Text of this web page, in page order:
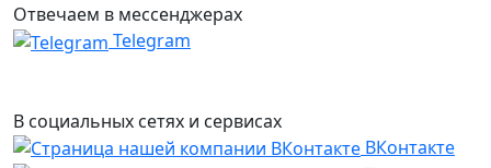
Отвечаем в мессенджерах
Telegram
В социальных сетях и сервисах
ВКонтакте